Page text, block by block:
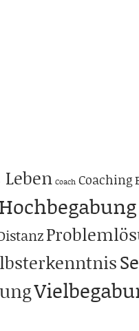
Coach Coaching
Hochbegabung